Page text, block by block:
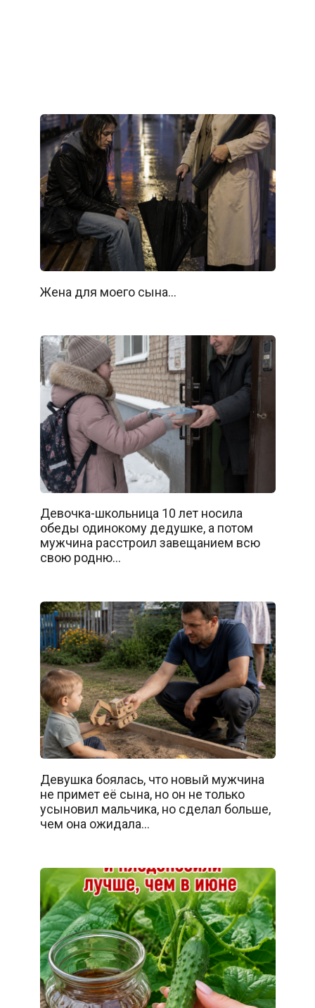
Жена для моего сына…
Девочка-школьница 10 лет носила
обеды одинокому дедушке, а потом
мужчина расстроил завещанием всю
свою родню…
Девушка боялась, что новый мужчина
не примет её сына, но он не только
усыновил мальчика, но сделал больше,
чем она ожидала…